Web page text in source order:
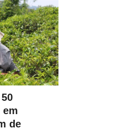
em
de